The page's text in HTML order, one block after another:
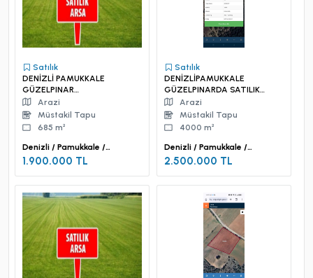
Satılık
DENİZLİ PAMUKKALE
GÜZELPINAR
MAHALLESİNDE SATILIK
TARLA
Arazi
Müstakil Tapu
685 m²
Denizli / Pamukkale /
Güzelpınar Mah.
1.900.000 TL
Satılık
DENİZLİPAMUKKALE
GÜZELPINARDA SATILIK
TARLAArazi
Müstakil Tapu
4000 m²
Denizli / Pamukkale /
Güzelpınar Mah.
2.500.000 TL